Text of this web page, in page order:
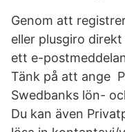
Genom att
eller plusgiro
ett e-
Tänk på att ange
Swedbanks lön-
Du kan även